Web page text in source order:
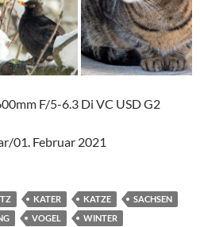
F/5-6.3 Di VC USD G2
01. Februar 2021
KATER KATZE
SACHSEN
VOGEL WINTER